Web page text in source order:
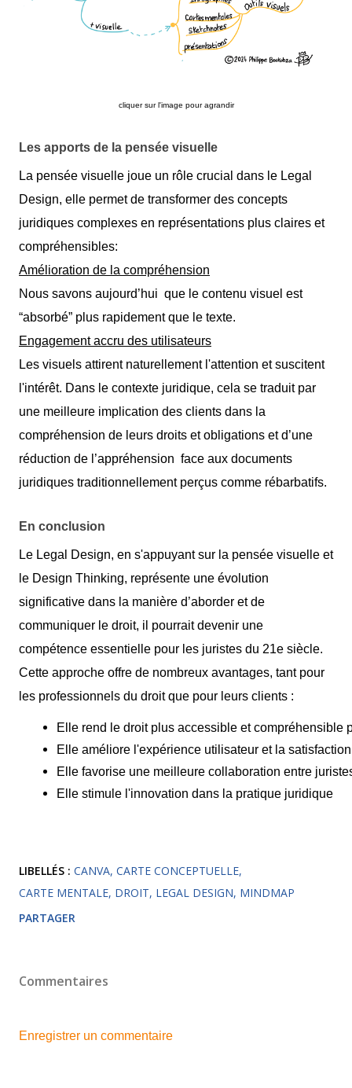
cliquer sur l'image pour agrandir
Les apports de la pensée visuelle
La pensée visuelle joue un rôle crucial dans le Legal
Design, elle permet de transformer des concepts
juridiques complexes en représentations plus claires et
compréhensibles:
Amélioration de la compréhension
Nous savons aujourd’hui que le contenu visuel est
“absorbé” plus rapidement que le texte.
Engagement accru des utilisateurs
Les visuels attirent naturellement l'attention et suscitent
l'intérêt. Dans le contexte juridique, cela se traduit par
une meilleure implication des clients dans la
compréhension de leurs droits et obligations et d’une
réduction de l’appréhension face aux documents
juridiques traditionnellement perçus comme rébarbatifs.
En conclusion
Le Legal Design, en s'appuyant sur la pensée visuelle et
le Design Thinking, représente une évolution
significative dans la manière d’aborder et de
communiquer le droit, il pourrait devenir une
compétence essentielle pour les juristes du 21e siècle.
Cette approche offre de nombreux avantages, tant pour
les professionnels du droit que pour leurs clients :
Elle rend le droit plus accessible et compréhensible
Elle améliore l'expérience utilisateur et la
Elle favorise une meilleure collaboration entre
Elle stimule l'innovation dans la pratique juridique
LIBELLÉS : CANVA CARTE CONCEPTUELLE
CARTE MENTALE DROIT LEGAL DESIGN MINDMAP
PARTAGER
Commentaires
Enregistrer un commentaire